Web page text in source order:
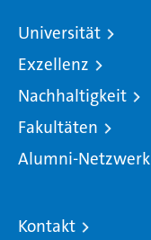
Universität
Exzellenz
Nachhaltigkeit
Fakultäten
Alumni-Netzwerk
Kontakt